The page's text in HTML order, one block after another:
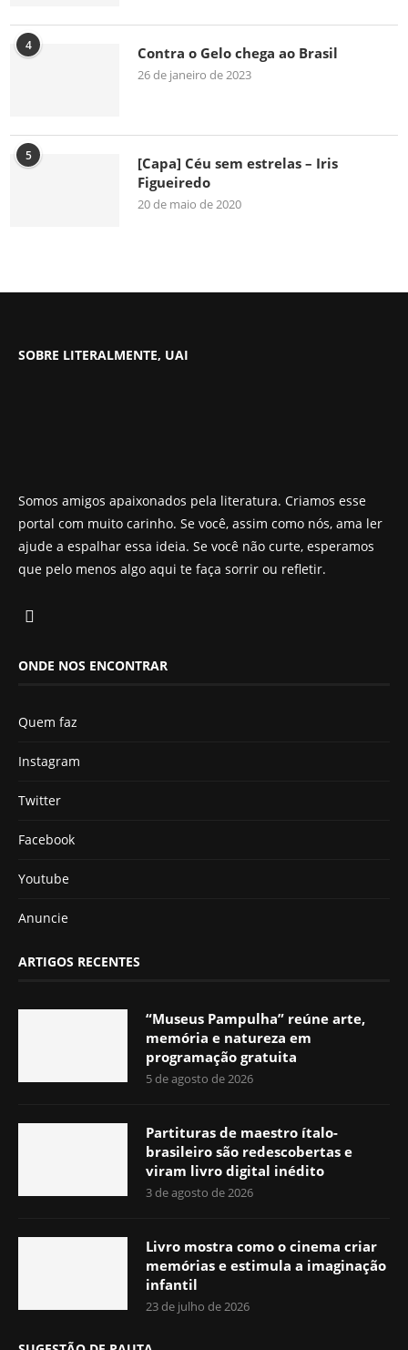
4 Contra o Gelo chega ao Brasil
26 de janeiro de 2023
5
[Capa] Céu sem estrelas – Iris
Figueiredo
20 de maio de 2020
SOBRE LITERALMENTE, UAI
Somos amigos apaixonados pela literatura. Criamos esse
portal com muito carinho. Se você, assim como nós, ama ler
ajude a espalhar essa ideia. Se você não curte, esperamos
que pelo menos algo aqui te faça sorrir ou refletir.
ONDE NOS ENCONTRAR
Quem faz
Instagram
Twitter
Facebook
Youtube
Anuncie
ARTIGOS RECENTES
“Museus Pampulha” reúne arte,
memória e natureza em
programação gratuita
5 de agosto de 2026
Partituras de maestro ítalo-
brasileiro são redescobertas e
viram livro digital inédito
3 de agosto de 2026
Livro mostra como o cinema criar
memórias e estimula a imaginação
infantil
23 de julho de 2026